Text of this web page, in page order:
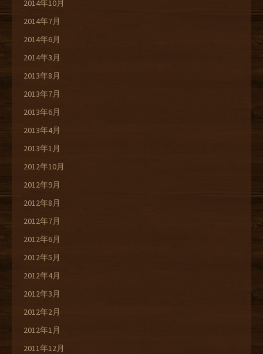
2014年10月
2014年7月
2014年6月
2014年3月
2013年8月
2013年7月
2013年6月
2013年4月
2013年1月
2012年10月
2012年9月
2012年8月
2012年7月
2012年6月
2012年5月
2012年4月
2012年3月
2012年2月
2012年1月
2011年12月